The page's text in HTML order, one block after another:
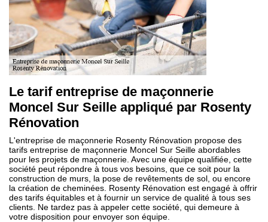
Le tarif entreprise de maçonnerie
Moncel Sur Seille appliqué par Rosenty
Rénovation
L'entreprise de maçonnerie Rosenty Rénovation propose des
tarifs entreprise de maçonnerie Moncel Sur Seille abordables
pour les projets de maçonnerie. Avec une équipe qualifiée, cette
société peut répondre à tous vos besoins, que ce soit pour la
construction de murs, la pose de revêtements de sol, ou encore
la création de cheminées. Rosenty Rénovation est engagé à offrir
des tarifs équitables et à fournir un service de qualité à tous ses
clients. Ne tardez pas à appeler cette société, qui demeure à
votre disposition pour envoyer son équipe.